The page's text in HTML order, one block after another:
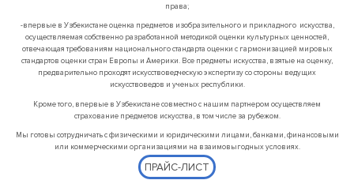
права;
-впервые в Узбекистане оценка предметов изобразительного и прикладного искусства,
осуществляемая собственно разработанной методикой оценки культурных ценностей,
отвечающая требованиям национального стандарта оценки с гармонизацией мировых
стандартов оценки стран Европы и Америки. Все предметы искусства, взятые на оценку,
предварительно проходят искусствоведческую экспертизу со стороны ведущих
искусствоведов и ученых республики.
Кроме того, впервые в Узбекистане совместно с нашим партнером осуществляем
страхование предметов искусства, в том числе за рубежом.
Мы готовы сотрудничать с физическими и юридическими лицами, банками, финансовыми
или коммерческими организациями на взаимовыгодных условиях.
ПРАЙС-ЛИСТ